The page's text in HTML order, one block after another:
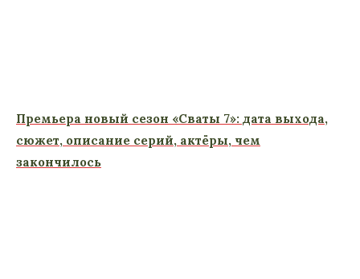
Премьера новый сезон «Сваты 7»: дата выхода,
сюжет, описание серий, актёры, чем
закончилось